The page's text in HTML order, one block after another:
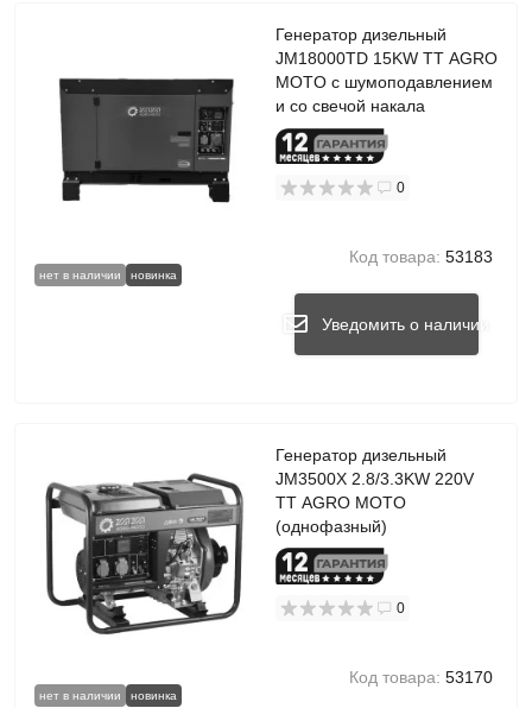
нет в наличии новинка
Генератор дизельный
JM18000TD 15KW TT AGRO
MOTO с шумоподавлением
и со свечой накала
0
Код товара: 53183
Уведомить о наличии
нет в наличии новинка
Генератор дизельный
JM3500X 2.8/3.3KW 220V
TT AGRO MOTO
(однофазный)
0
Код товара: 53170